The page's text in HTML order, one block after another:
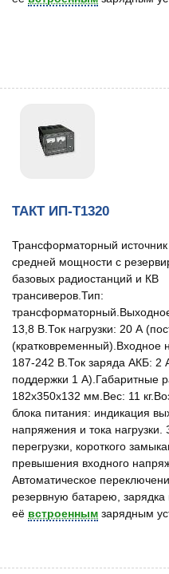
ТАКТ ИП-Т1320
Трансформаторный источник
средней мощности с
базовых радиостанций и КВ
трансиверов.Тип:
13,8 В.Ток нагрузки: 20 А
(кратковременный).Входное
187-242 В.Ток заряда АКБ: 2
поддержки 1 А).Габаритные
182х350х132 мм.Вес: 11
блока питания: индикация
напряжения и тока нагрузки.
перегрузки, короткого
превышения входного
Автоматическое
резервную батарею, зарядка
её встроенным зарядным